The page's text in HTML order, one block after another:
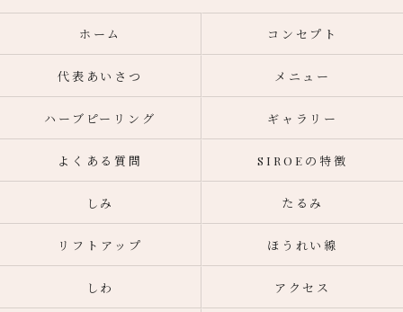
ホーム コンセプト
代表あいさつ メニュー
ハーブピーリング ギャラリー
よくある質問 SIROEの特徴
しみ たるみ
リフトアップ ほうれい線
しわ アクセス